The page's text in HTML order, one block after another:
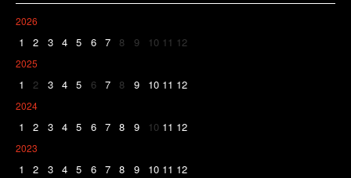
2026
1 2 3 4 5 6 7 8 9 10 11 12
2025
1 2 3 4 5 6 7 8 9 10 11 12
2024
1 2 3 4 5 6 7 8 9 10 11 12
2023
1 2 3 4 5 6 7 8 9 10 11 12